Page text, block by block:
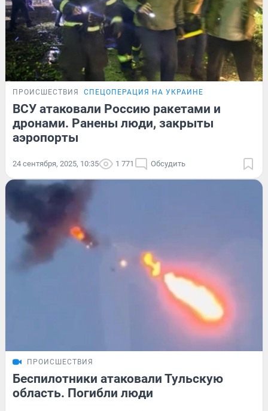
ПРОИСШЕСТВИЯ СПЕЦОПЕРАЦИЯ НА УКРАИНЕ
ВСУ атаковали Россию ракетами и
дронами. Ранены люди, закрыты
аэропорты
24 сентября, 2025, 10:35 1 771 Обсудить
ПРОИСШЕСТВИЯ
Беспилотники атаковали Тульскую
область. Погибли люди